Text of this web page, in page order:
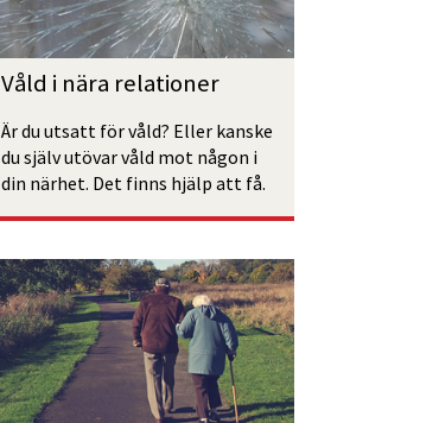
Våld i nära relationer
Är du utsatt för våld? Eller kanske
du själv utövar våld mot någon i
din närhet. Det finns hjälp att få.